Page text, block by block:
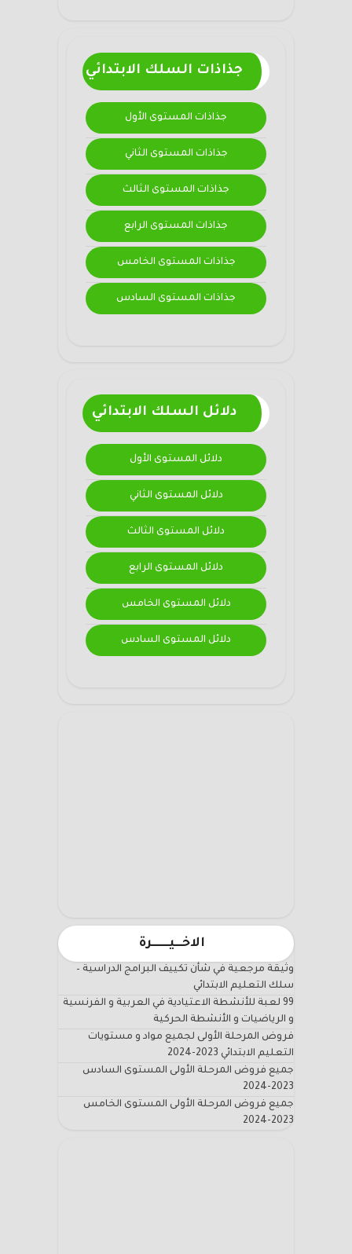
جذاذات السلك الابتدائي
جذاذات المستوى الأول
جذاذات المستوى الثاني
جذاذات المستوى الثالث
جذاذات المستوى الرابع
جذاذات المستوى الخامس
جذاذات المستوى السادس
دلائل السلك الابتدائي
دلائل المستوى الأول
دلائل المستوى الثاني
دلائل المستوى الثالث
دلائل المستوى الرابع
دلائل المستوى الخامس
دلائل المستوى السادس
الاخـــيـــــــرة
وثيقة مرجعية في شأن تكييف البرامج الدراسية –
سلك التعليم الابتدائي
99 لعبة للأنشطة الاعتيادية في العربية و الفرنسية
و الرياضيات و الأنشطة الحركية
فروض المرحلة الأولى لجميع مواد و مستويات
التعليم الابتدائي 2023-2024
جميع فروض المرحلة الأولى المستوى السادس
2023-2024
جميع فروض المرحلة الأولى المستوى الخامس
2023-2024